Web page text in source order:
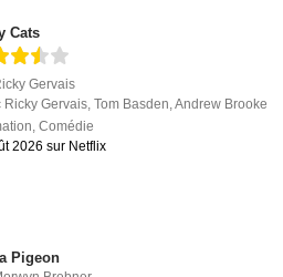
Cats
Gervais
Ricky Gervais ,Tom Basden ,Andrew Brooke
,Comédie
2026 sur Netflix
Pigeon